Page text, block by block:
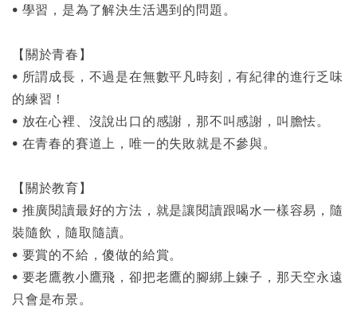
• 學習，是為了解決生活遇到的問題。
【關於青春】
• 所謂成長，不過是在無數平凡時刻，有紀律的進行乏味
的練習！
• 放在心裡、沒說出口的感謝，那不叫感謝，叫膽怯。
• 在青春的賽道上，唯一的失敗就是不參與。
【關於教育】
• 推廣閱讀最好的方法，就是讓閱讀跟喝水一樣容易，隨
裝隨飲，隨取隨讀。
• 要賞的不給，傻做的給賞。
• 要老鷹教小鷹飛，卻把老鷹的腳綁上鍊子，那天空永遠
只會是布景。